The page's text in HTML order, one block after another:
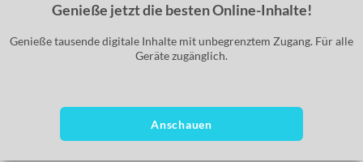
Die besten Virtual-Reality-Reiseerlebnisse
Besuchen Sie die Sehenswürdigkeiten Wiens in Österreich, als wären
Sie dort! Entdecken Sie seine Landschaften, seine Kultur und hören
Genieße jetzt die besten Online-Inhalte!
Genieße tausende digitale Inhalte mit unbegrenztem Zugang. Für alle
Geräte zugänglich.
Anschauen